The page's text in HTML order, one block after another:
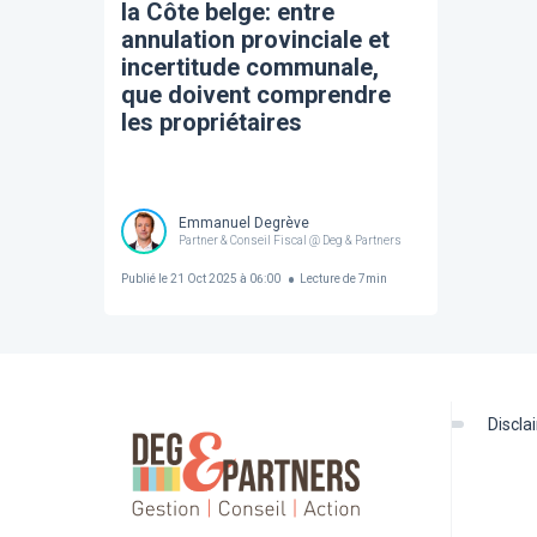
la Côte belge: entre
annulation provinciale et
incertitude communale,
que doivent comprendre
les propriétaires
Emmanuel Degrève
Partner & Conseil Fiscal @ Deg & Partners
Publié le21 Oct 2025 à 06:00 Lecture de7min